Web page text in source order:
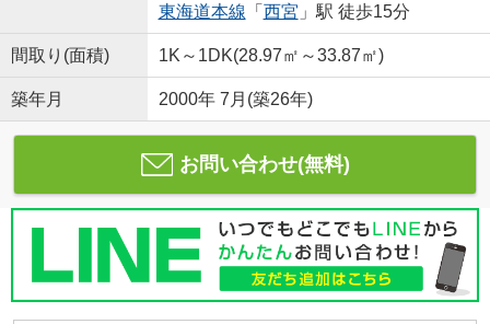
東海道本線 「 西宮 」駅 徒歩15分
間取り(面積) 1K～1DK(28.97㎡～33.87㎡)
築年月 2000年 7月(築26年)
お問い合わせ(無料)